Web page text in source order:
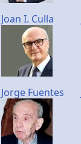
Joan I. Culla
Jorge Fuentes